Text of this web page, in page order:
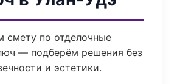
смету по отделочные
— подберём решения без
и эстетики.